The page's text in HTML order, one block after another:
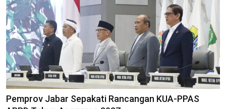
Pemprov Jabar Sepakati Rancangan KUA-PPAS